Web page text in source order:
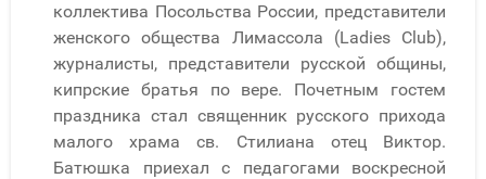
коллектива Посольства России, представители
женского общества Лимассола (Ladies Club),
журналисты, представители русской общины,
кипрские братья по вере. Почетным гостем
праздника стал священник русского прихода
малого храма св. Стилиана отец Виктор.
Батюшка приехал с педагогами воскресной